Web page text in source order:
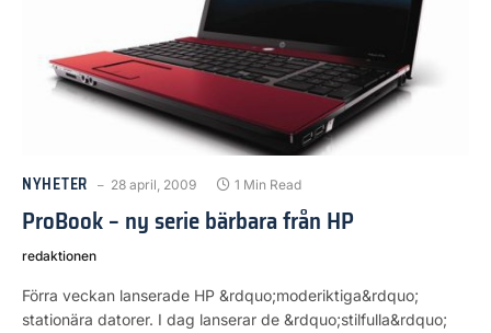
NYHETER 28 april, 2009 1 Min Read
ProBook – ny serie bärbara från HP
redaktionen
Förra veckan lanserade HP &rdquo;moderiktiga&rdquo;
stationära datorer. I dag lanserar de &rdquo;stilfulla&rdquo;